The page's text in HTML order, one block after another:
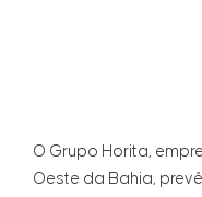
O Grupo Horita,
Oeste da Bahia,